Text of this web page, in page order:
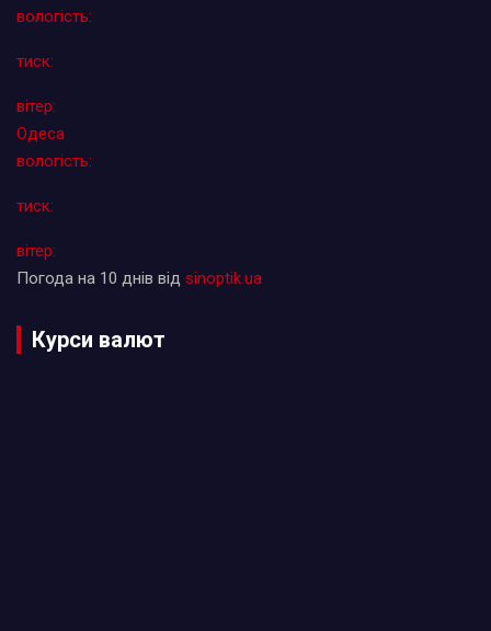
вологість:
тиск:
вітер:
Одеса
вологість:
тиск:
вітер:
Погода на 10 днів від sinoptik.ua
Курси валют